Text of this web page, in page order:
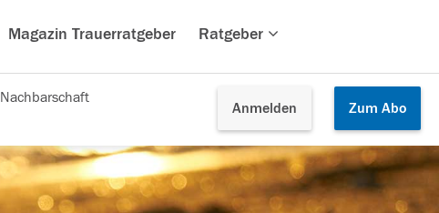
Magazin Trauerratgeber Ratgeber
Anmelden Zum Abo
Nachbarschaft